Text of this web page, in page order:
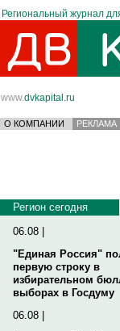
Региональный журнал
www.dvkapital.ru
О КОМПАНИИ РЕКЛАМА
Регион сегодня
06.08 |
"Единая Россия"
первую строку в
избирательном
выборах в Госдуму
06.08 |